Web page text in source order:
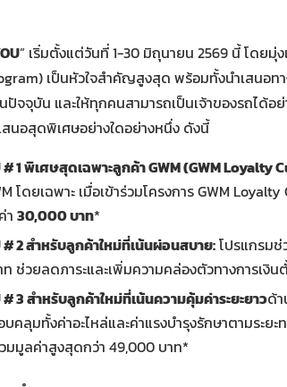
” เริ่มตั้งแต่วันที่ 1-30 มิถุนายน 2569 นี้ โดยมุ่
เป็นหัวใจสำคัญสูงสุด พร้อมทั้งนำเสนอท
ปัจจุบัน และให้ทุกคนสามารถเป็นเจ้าของรถได้
นอสุดพิเศษอย่างใดอย่างหนึ่ง ดังนี้
# 1 พิเศษสุดเฉพาะลูกค้า GWM (GWM Loyalty
โดยเฉพาะ เมื่อเข้าร่วมโครงการ GWM
า 30,000 บาท*
# 2 สำหรับลูกค้าใหม่ที่เน้นผ่อนสบาย:โปรแกรม
ช่วยลดภาระและเพิ่มความคล่องตัวทางการเงิ
# 3 สำหรับลูกค้าใหม่ที่เน้นความคุ้มค่าระยะยาวด้
คลุมทั้งค่าอะไหล่และค่าแรงบำรุงรักษาตามระย
มมูลค่าสูงสุดกว่า 49,000 บาท*